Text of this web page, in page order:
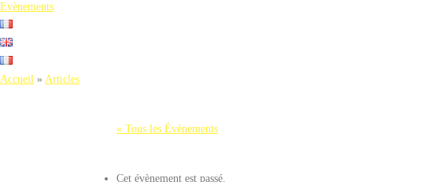
Evènements
Accueil » Articles
« Tous les Évènements
Cet évènement est passé.